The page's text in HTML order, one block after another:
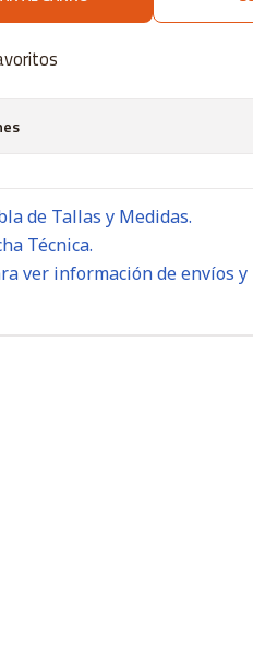
de Tallas y Medidas.
Técnica.
ver información de envíos